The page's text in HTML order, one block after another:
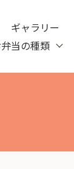
当の種類
ギャラリー